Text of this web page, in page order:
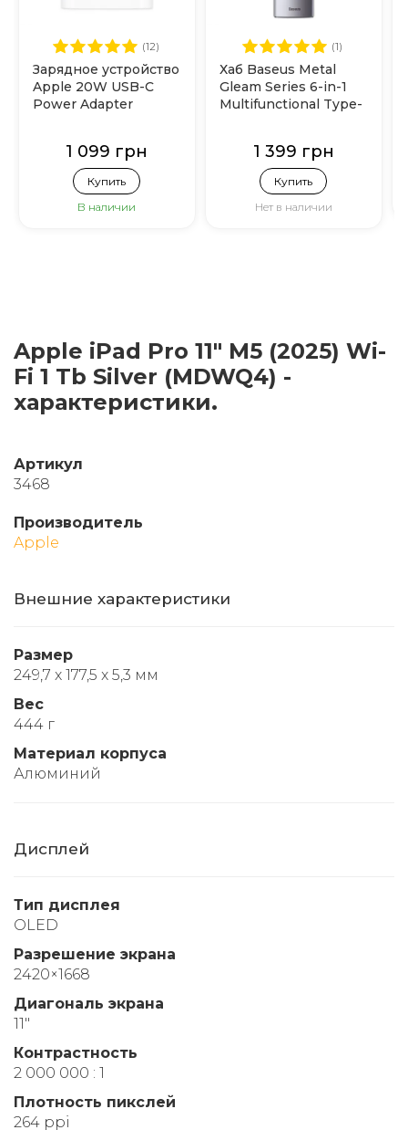
(12)
Зарядное устройство
Apple 20W USB-C
Power Adapter
1 099 грн
Купить
В наличии
(1)
Хаб Baseus Metal
Gleam Series 6-in-1
Multifunctional Type-
1 399 грн
Купить
Нет в наличии
Apple iPad Pro 11" M5 (2025) Wi-
Fi 1 Tb Silver (MDWQ4) -
характеристики.
Артикул
3468
Производитель
Apple
Внешние характеристики
Размер
249,7 x 177,5 x 5,3 мм
Вес
444 г
Материал корпуса
Алюминий
Дисплей
Тип дисплея
OLED
Разрешение экрана
2420×1668
Диагональ экрана
11"
Контрастность
2 000 000 : 1
Плотность пикслей
264 ppi